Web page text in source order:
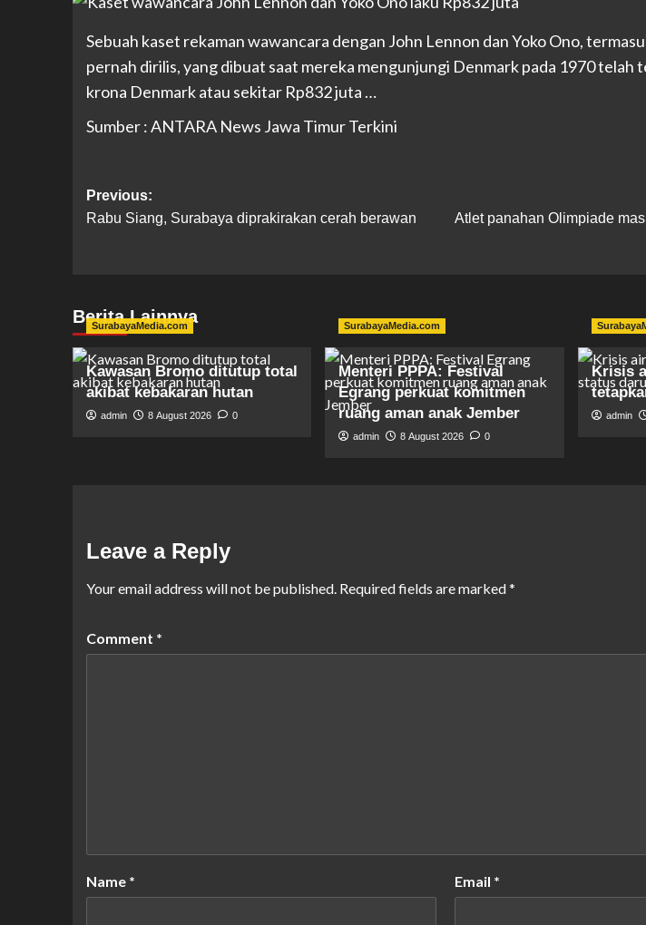
Sebuah kaset rekaman wawancara dengan John Lennon dan Yoko Ono,
pernah dirilis, yang dibuat saat mereka mengunjungi Denmark pada 1970 telah
krona Denmark atau sekitar Rp832 juta …
Sumber : ANTARA News Jawa Timur Terkini
Previous:
Rabu Siang, Surabaya diprakirakan cerah berawan
Atlet panahan Olimpiade
Berita Lainnya
SurabayaMedia.com
Kawasan Bromo ditutup total
akibat kebakaran hutan
admin 8 August 2026 0
SurabayaMedia.com
Menteri PPPA: Festival
Egrang perkuat komitmen
ruang aman anak Jember
admin 8 August 2026 0
Krisis
admin
Leave a Reply
Your email address will not be published. Required fields are marked*
Comment *
Name * Email *